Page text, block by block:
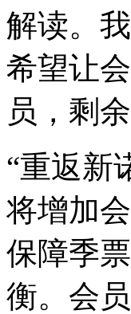
解读。
希望让
员，剩
“重返新
将增加
保障季
衡。会